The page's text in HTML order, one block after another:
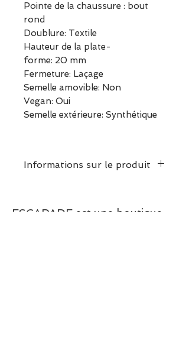
Pointe de la chaussure : bout
rond
Doublure: Textile
Hauteur de la plate-
forme: 20 mm
Fermeture: Laçage
Semelle amovible: Non
Vegan: Oui
Semelle extérieure: Synthétique
Informations sur le produit
ESCAPADE est une boutique